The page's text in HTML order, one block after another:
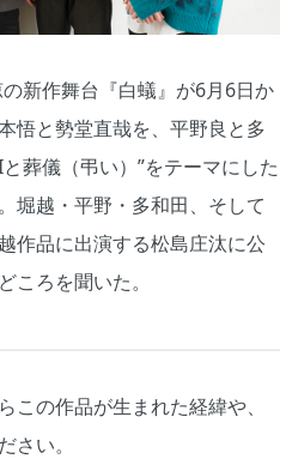
新作舞台『白蟻』が6月6日か
悟と勢堂直哉を、平野良と多
葬儀（弔い）”をテーマにした
堀越・平野・多和田、そして
作品に出演する松島庄汰に公
ころを聞いた。
の作品が生まれた経緯や、
さい。